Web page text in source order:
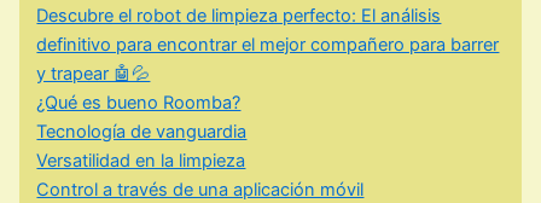
Descubre el robot de limpieza perfecto: El análisis
definitivo para encontrar el mejor compañero para barrer
y trapear 🤖💦
¿Qué es bueno Roomba?
Tecnología de vanguardia
Versatilidad en la limpieza
Control a través de una aplicación móvil